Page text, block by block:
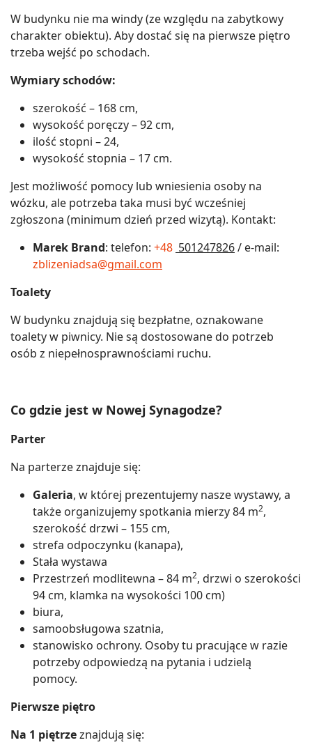
W budynku nie ma windy (ze względu na zabytkowy
charakter obiektu). Aby dostać się na pierwsze piętro
trzeba wejść po schodach.
Wymiary schodów:
szerokość – 168 cm,
wysokość poręczy – 92 cm,
ilość stopni – 24,
wysokość stopnia – 17 cm.
Jest możliwość pomocy lub wniesienia osoby na
wózku, ale potrzeba taka musi być wcześniej
zgłoszona (minimum dzień przed wizytą). Kontakt:
Marek Brand: telefon: +48 501247826/ e-mail:
zblizeniadsa@gmail.com
Toalety
W budynku znajdują się bezpłatne, oznakowane
toalety w piwnicy. Nie są dostosowane do potrzeb
osób z niepełnosprawnościami ruchu.
Co gdzie jest w Nowej Synagodze?
Parter
Na parterze znajduje się:
Galeria, w której prezentujemy nasze wystawy, a
także organizujemy spotkania mierzy 84 m2,
szerokość drzwi – 155 cm,
strefa odpoczynku (kanapa),
Stała wystawa
Przestrzeń modlitewna – 84 m2, drzwi o szerokości
94 cm, klamka na wysokości 100 cm)
biura,
samoobsługowa szatnia,
stanowisko ochrony. Osoby tu pracujące w razie
potrzeby odpowiedzą na pytania i udzielą
pomocy.
Pierwsze piętro
Na 1 piętrzeznajdują się: